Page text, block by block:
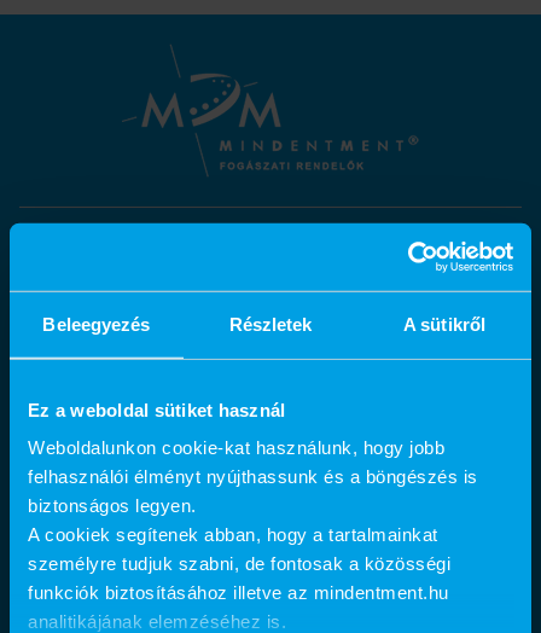
Beleegyezés Részletek A sütikről
Ez a weboldal sütiket használ
Weboldalunkon cookie-kat használunk, hogy jobb
felhasználói élményt nyújthassunk és a böngészés is
biztonságos legyen.
A cookiek segítenek abban, hogy a tartalmainkat
személyre tudjuk szabni, de fontosak a közösségi
funkciók biztosításához illetve az mindentment.hu
analitikájának elemzéséhez is.
Fogfehérítés
AlphaBio MultiNeO implantátum
Fogtömés
MindentMent® rendelők:
Budapest
1054 Budapest, Báthory utca 24.
1024 Budapest, Retek utca 21-27.
1149 Budapest, Pillangó utca 12.
1054 Budapest, Báthory utca 23.